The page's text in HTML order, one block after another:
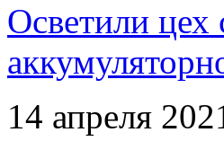
Осветили цех
14 апреля